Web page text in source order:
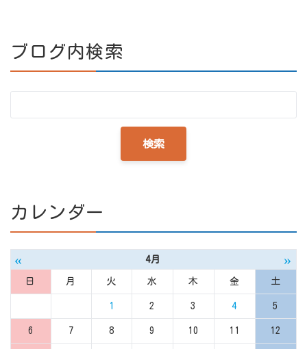
ブログ内検索
カレンダー
« 4月 »
日 月 火 水 木 金 土
1 2 3 4 5
6 7 8 9 10 11 12